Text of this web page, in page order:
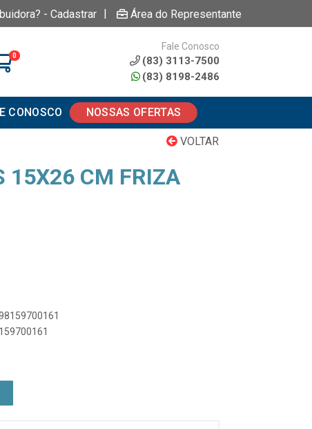
- Cadastrar | Área do Representante
0
Fale Conosco
(83) 3113-7500
(83) 8198-2486
CONOSCO NOSSAS OFERTAS
VOLTAR
15X26 CM FRIZA